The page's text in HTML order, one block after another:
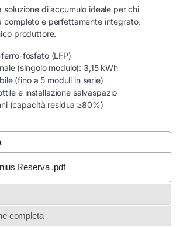
soluzione di accumulo ideale per chi
completo e perfettamente integrato,
produttore.
fosfato (LFP)
(singolo modulo): 3,15 kWh
(fino a 5 moduli in serie)
e installazione salvaspazio
(capacità residua ≥80%)
Reserva .pdf
completa